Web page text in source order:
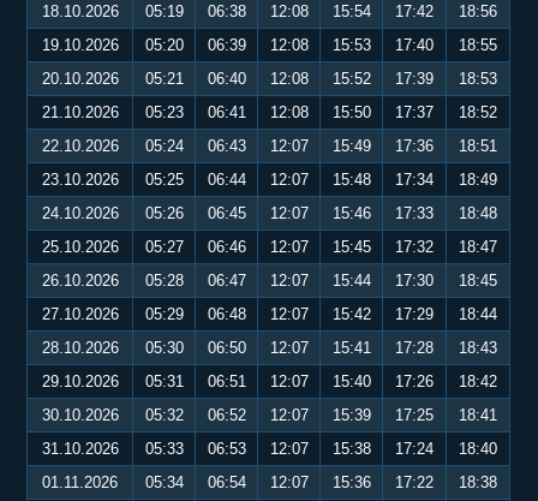
18.10.2026
05:19 06:38 12:08 15:54 17:42
18:56
19.10.2026
05:20 06:39 12:08 15:53 17:40
18:55
20.10.2026
05:21 06:40 12:08 15:52 17:39
18:53
21.10.2026
05:23 06:41 12:08 15:50 17:37
18:52
22.10.2026
05:24 06:43 12:07 15:49 17:36
18:51
23.10.2026
05:25 06:44 12:07 15:48 17:34
18:49
24.10.2026
05:26 06:45 12:07 15:46 17:33
18:48
25.10.2026
05:27 06:46 12:07 15:45 17:32
18:47
26.10.2026
05:28 06:47 12:07 15:44 17:30
18:45
27.10.2026
05:29 06:48 12:07 15:42 17:29
18:44
28.10.2026
05:30 06:50 12:07 15:41 17:28
18:43
29.10.2026
05:31 06:51 12:07 15:40 17:26
18:42
30.10.2026
05:32 06:52 12:07 15:39 17:25
18:41
31.10.2026
05:33 06:53 12:07 15:38 17:24
18:40
01.11.2026
05:34 06:54 12:07 15:36 17:22
18:38